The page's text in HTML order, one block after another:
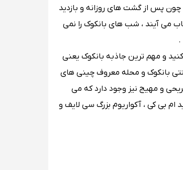
چون پس از گشت های روزانه و بازدید
می آیند ، شب های بانکوک را نمی
.
کنید و مهم ترین جاذبه بانکوک یعنی
بانکوک و محله معروف چینی های
و مهیج نیز وجود دارد که می
بی کی ، آکواریوم بزرگ سی لایف و